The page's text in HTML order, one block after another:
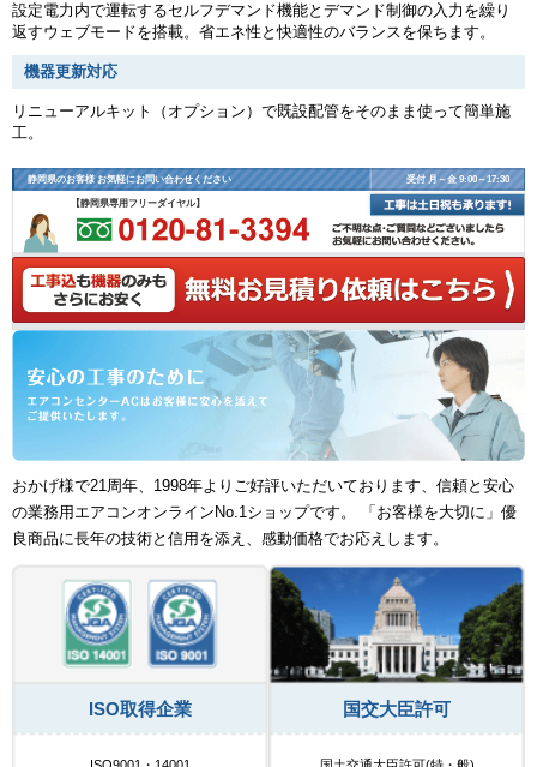
設定電力内で運転するセルフデマンド機能とデマンド制御の入力を繰り
返すウェブモードを搭載。省エネ性と快適性のバランスを保ちます。
機器更新対応
リニューアルキット（オプション）で既設配管をそのまま使って簡単施
工。
静岡県のお客様 お気軽にお問い合わせください 受付 月～金 9:00～17:30
【静岡県専用フリーダイヤル】
おかげ様で21周年、1998年よりご好評いただいております、信頼と安心
の業務用エアコンオンラインNo.1ショップです。 「お客様を大切に」優
良商品に長年の技術と信用を添え、感動価格でお応えします。
ISO取得企業 国交大臣許可